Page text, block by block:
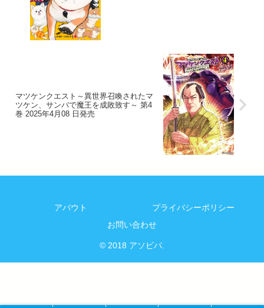
マツケンクエスト～異世界召喚されたマ
ツケン、サンバで魔王を成敗致す～ 第4
巻 2025年4月08 日発売
アバウト
プライバシーポリシー
お問い合わせ
© 2018 アソビバ.